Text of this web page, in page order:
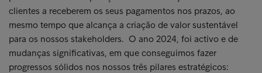
clientes a receberem os seus pagamentos nos prazos, ao
mesmo tempo que alcança a criação de valor sustentável
para os nossos stakeholders. O ano 2024, foi activo e de
mudanças significativas, em que conseguimos fazer
progressos sólidos nos nossos três pilares estratégicos: